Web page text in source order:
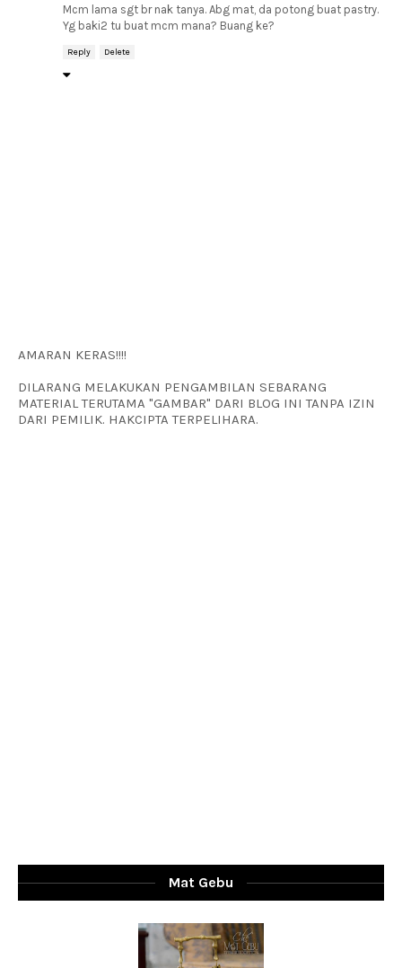
Mcm lama sgt br nak tanya. Abg mat, da potong buat pastry.
Yg baki2 tu buat mcm mana? Buang ke?
Reply Delete
AMARAN KERAS!!!!
DILARANG MELAKUKAN PENGAMBILAN SEBARANG
MATERIAL TERUTAMA "GAMBAR" DARI BLOG INI TANPA IZIN
DARI PEMILIK. HAKCIPTA TERPELIHARA.
Mat Gebu